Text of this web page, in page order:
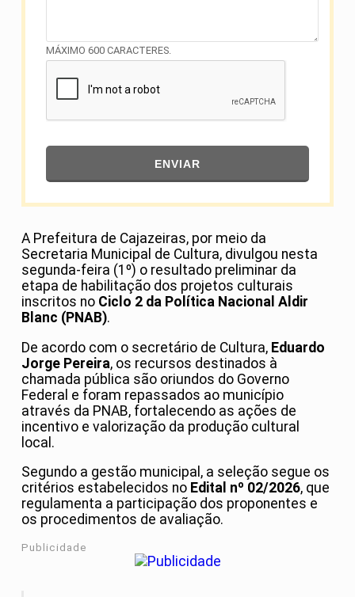
MÁXIMO 600 CARACTERES.
ENVIAR
A Prefeitura de Cajazeiras, por meio da
Secretaria Municipal de Cultura, divulgou nesta
segunda-feira (1º) o resultado preliminar da
etapa de habilitação dos projetos culturais
inscritos no Ciclo 2 da Política Nacional Aldir
Blanc (PNAB).
De acordo com o secretário de Cultura, Eduardo
Jorge Pereira, os recursos destinados à
chamada pública são oriundos do Governo
Federal e foram repassados ao município
através da PNAB, fortalecendo as ações de
incentivo e valorização da produção cultural
local.
Segundo a gestão municipal, a seleção segue os
critérios estabelecidos no Edital nº 02/2026, que
regulamenta a participação dos proponentes e
os procedimentos de avaliação.
Publicidade